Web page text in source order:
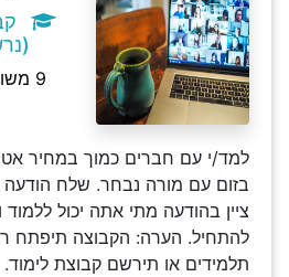
(נרשמו
9 משובים
למד/י עם חברים כמוך במחיר
בזום עם מורה נבחר. שלח הודעה
ציין בהודעה מתי אתה יכול
להתחיל. הערה: הקבוצה תיפתח
תלמידים או תירשם קבוצת לימוד.